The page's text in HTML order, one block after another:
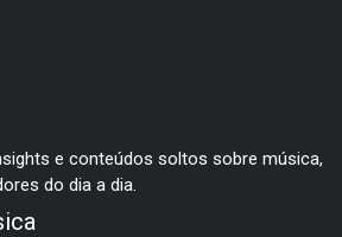
e conteúdos soltos sobre música,
do dia a dia.